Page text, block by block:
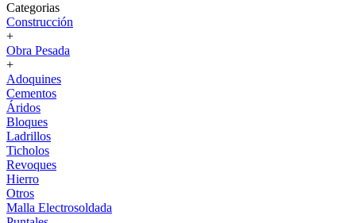
Categorias
Construcción
+
Obra Pesada
+
Adoquines
Cementos
Áridos
Bloques
Ladrillos
Ticholos
Revoques
Hierro
Otros
Malla Electrosoldada